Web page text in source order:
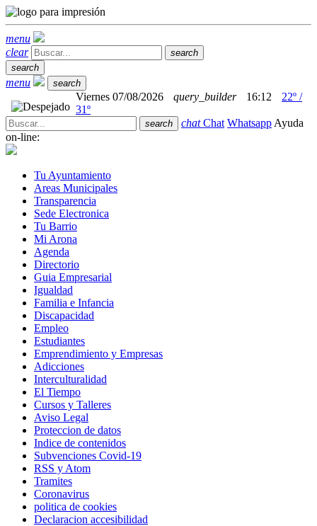
menu
clear
search
search
menu search
Viernes 07/08/2026 query_builder 16:12
22º /
31º
search chatChat Whatsapp Ayuda
on-line:
Tu Ayuntamiento
Areas Municipales
Transparencia
Sede Electronica
Tu Barrio
Mi Arona
Agenda
Directorio
Guia Empresarial
Igualdad
Familia e Infancia
Discapacidad
Empleo
Estudiantes
Emprendimiento y Empresas
Adicciones
Interculturalidad
El Tiempo
Cursos y Talleres
Aviso Legal
Proteccion de datos
Indice de contenidos
Subvenciones Covid-19
RSS y Atom
Tramites
Coronavirus
politica de cookies
Declaracion accesibilidad